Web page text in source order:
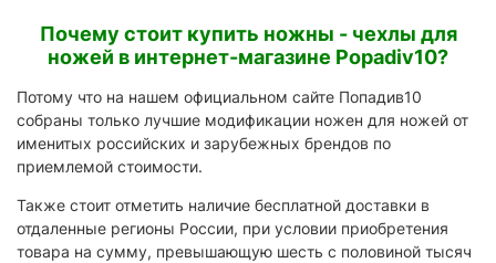
Почему стоит купить ножны - чехлы для
ножей в интернет-магазине Popadiv10?
Потому что на нашем официальном сайте Попадив10
собраны только лучшие модификации ножен для ножей от
именитых российских и зарубежных брендов по
приемлемой стоимости.
Также стоит отметить наличие бесплатной доставки в
отдаленные регионы России, при условии приобретения
товара на сумму, превышающую шесть с половиной тысяч